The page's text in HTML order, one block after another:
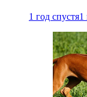
1 год спустя1